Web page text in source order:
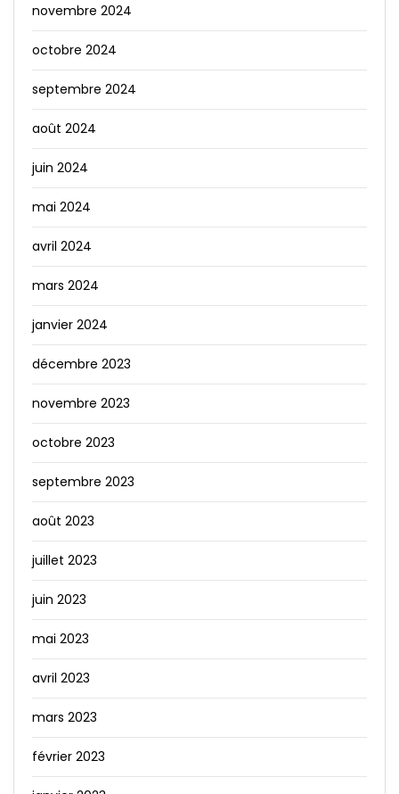
novembre 2024
octobre 2024
septembre 2024
août 2024
juin 2024
mai 2024
avril 2024
mars 2024
janvier 2024
décembre 2023
novembre 2023
octobre 2023
septembre 2023
août 2023
juillet 2023
juin 2023
mai 2023
avril 2023
mars 2023
février 2023